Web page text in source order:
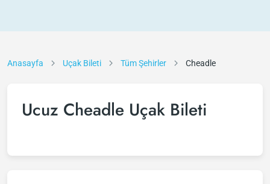
Anasayfa Uçak Bileti Tüm Şehirler Cheadle
Ucuz Cheadle Uçak Bileti